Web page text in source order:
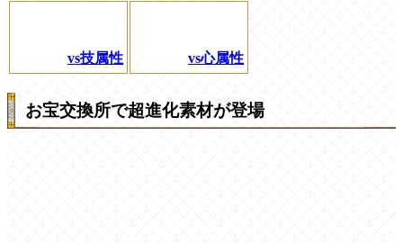
vs技属性 vs心属性
お宝交換所で超進化素材が登場